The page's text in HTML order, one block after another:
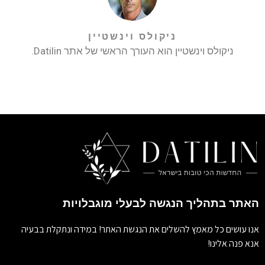
ניקולס וינשטיין
ניקולס וינשטיין הוא העורך הראשי של אתר Datilin.
האתר בתהליך הנגשה לבעלי מוגבלויות
אנו עושים כל מאמץ להשלים את הנגשת האתר! במידה ונתקלת בבעיה
אנא פנה אלינו!